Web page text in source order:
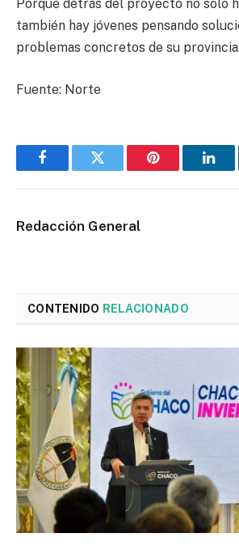
Porque detrás del proyecto no solo
también hay jóvenes pensando
problemas concretos de su
Fuente: Norte
FacebookTwitter Pinterest
Redacción General
CONTENIDO RELACIONADO